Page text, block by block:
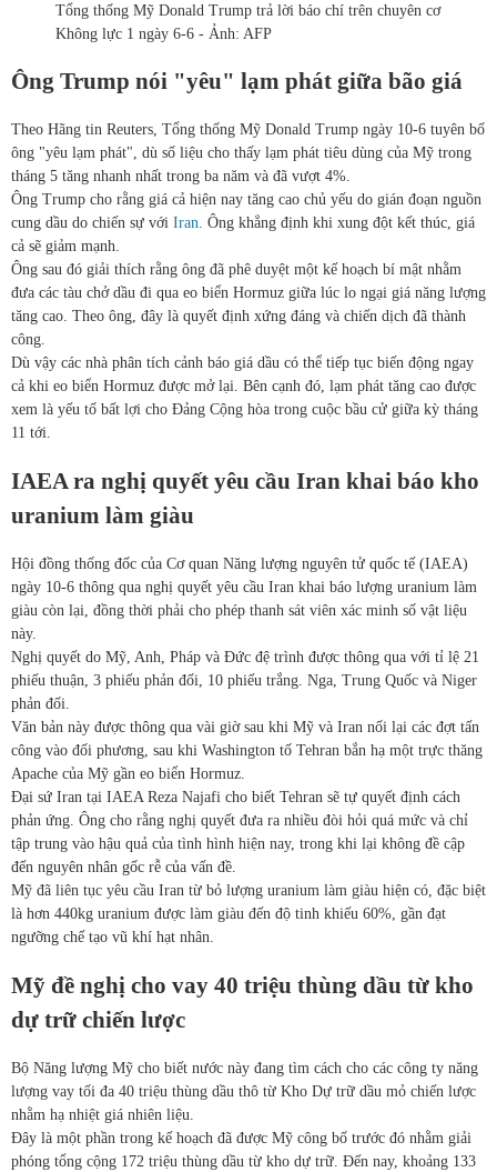
Tổng thống Mỹ Donald Trump trả lời báo chí trên chuyên cơ
Không lực 1 ngày 6-6 - Ảnh: AFP
Ông Trump nói "yêu" lạm phát giữa bão giá
Theo Hãng tin Reuters, Tổng thống Mỹ Donald Trump ngày 10-6 tuyên bố
ông "yêu lạm phát", dù số liệu cho thấy lạm phát tiêu dùng của Mỹ trong
tháng 5 tăng nhanh nhất trong ba năm và đã vượt 4%.
Ông Trump cho rằng giá cả hiện nay tăng cao chủ yếu do gián đoạn nguồn
cung dầu do chiến sự với Iran. Ông khẳng định khi xung đột kết thúc, giá
cả sẽ giảm mạnh.
Ông sau đó giải thích rằng ông đã phê duyệt một kế hoạch bí mật nhằm
đưa các tàu chở dầu đi qua eo biển Hormuz giữa lúc lo ngại giá năng lượng
tăng cao. Theo ông, đây là quyết định xứng đáng và chiến dịch đã thành
công.
Dù vậy các nhà phân tích cảnh báo giá dầu có thể tiếp tục biến động ngay
cả khi eo biển Hormuz được mở lại. Bên cạnh đó, lạm phát tăng cao được
xem là yếu tố bất lợi cho Đảng Cộng hòa trong cuộc bầu cử giữa kỳ tháng
11 tới.
IAEA ra nghị quyết yêu cầu Iran khai báo kho
uranium làm giàu
Hội đồng thống đốc của Cơ quan Năng lượng nguyên tử quốc tế (IAEA)
ngày 10-6 thông qua nghị quyết yêu cầu Iran khai báo lượng uranium làm
giàu còn lại, đồng thời phải cho phép thanh sát viên xác minh số vật liệu
này.
Nghị quyết do Mỹ, Anh, Pháp và Đức đệ trình được thông qua với tỉ lệ 21
phiếu thuận, 3 phiếu phản đối, 10 phiếu trắng. Nga, Trung Quốc và Niger
phản đối.
Văn bản này được thông qua vài giờ sau khi Mỹ và Iran nối lại các đợt tấn
công vào đối phương, sau khi Washington tố Tehran bắn hạ một trực thăng
Apache của Mỹ gần eo biển Hormuz.
Đại sứ Iran tại IAEA Reza Najafi cho biết Tehran sẽ tự quyết định cách
phản ứng. Ông cho rằng nghị quyết đưa ra nhiều đòi hỏi quá mức và chỉ
tập trung vào hậu quả của tình hình hiện nay, trong khi lại không đề cập
đến nguyên nhân gốc rễ của vấn đề.
Mỹ đã liên tục yêu cầu Iran từ bỏ lượng uranium làm giàu hiện có, đặc biệt
là hơn 440kg uranium được làm giàu đến độ tinh khiếu 60%, gần đạt
ngưỡng chế tạo vũ khí hạt nhân.
Mỹ đề nghị cho vay 40 triệu thùng dầu từ kho
dự trữ chiến lược
Bộ Năng lượng Mỹ cho biết nước này đang tìm cách cho các công ty năng
lượng vay tối đa 40 triệu thùng dầu thô từ Kho Dự trữ dầu mỏ chiến lược
nhằm hạ nhiệt giá nhiên liệu.
Đây là một phần trong kế hoạch đã được Mỹ công bố trước đó nhằm giải
phóng tổng cộng 172 triệu thùng dầu từ kho dự trữ. Đến nay, khoảng 133